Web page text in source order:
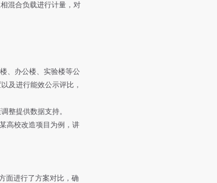
混合负载进行计量，对
、办公楼、实验楼等公
及进行能效公示评比，
整提供数据支持。
高校改造项目为例，讲
面进行了方案对比，确